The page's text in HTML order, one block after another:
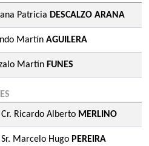
Patricia DESCALZO ARANA
Martín AGUILERA
Martín FUNES
Cr. Ricardo Alberto MERLINO
Sr. Marcelo Hugo PEREIRA